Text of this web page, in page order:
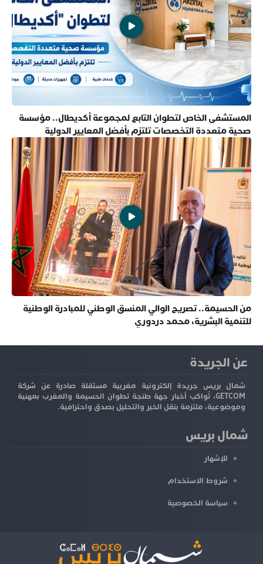
المستشفى الخاص لتطوان التابع لمجموعة أكديطال.. مؤسسة
صحية متعددة التخصصات تلتزم بأفضل المعايير الدولية
من الحسيمة.. تصريح الوالي المنسق الوطني للمبادرة الوطنية
للتنمية البشرية، محمد دردوري
عن الجريدة
شمال بريس جريدة إلكترونية مغربية مستقلة صادرة عن شركة
GETCOM، تُواكب أخبار جهة طنجة تطوان الحسيمة والمغرب بمهنية
وموضوعية، ملتزمة بنقل الخبر والتحليل بصدق واحترافية.
شمال بريس
للإشهار
شروط الاستخدام
سياسة الخصوصية